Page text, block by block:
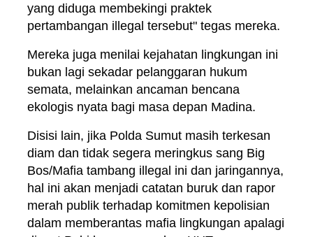
yang diduga membekingi praktek
pertambangan illegal tersebut" tegas mereka.
Mereka juga menilai kejahatan lingkungan ini
bukan lagi sekadar pelanggaran hukum
semata, melainkan ancaman bencana
ekologis nyata bagi masa depan Madina.
Disisi lain, jika Polda Sumut masih terkesan
diam dan tidak segera meringkus sang Big
Bos/Mafia tambang illegal ini dan jaringannya,
hal ini akan menjadi catatan buruk dan rapor
merah publik terhadap komitmen kepolisian
dalam memberantas mafia lingkungan apalagi